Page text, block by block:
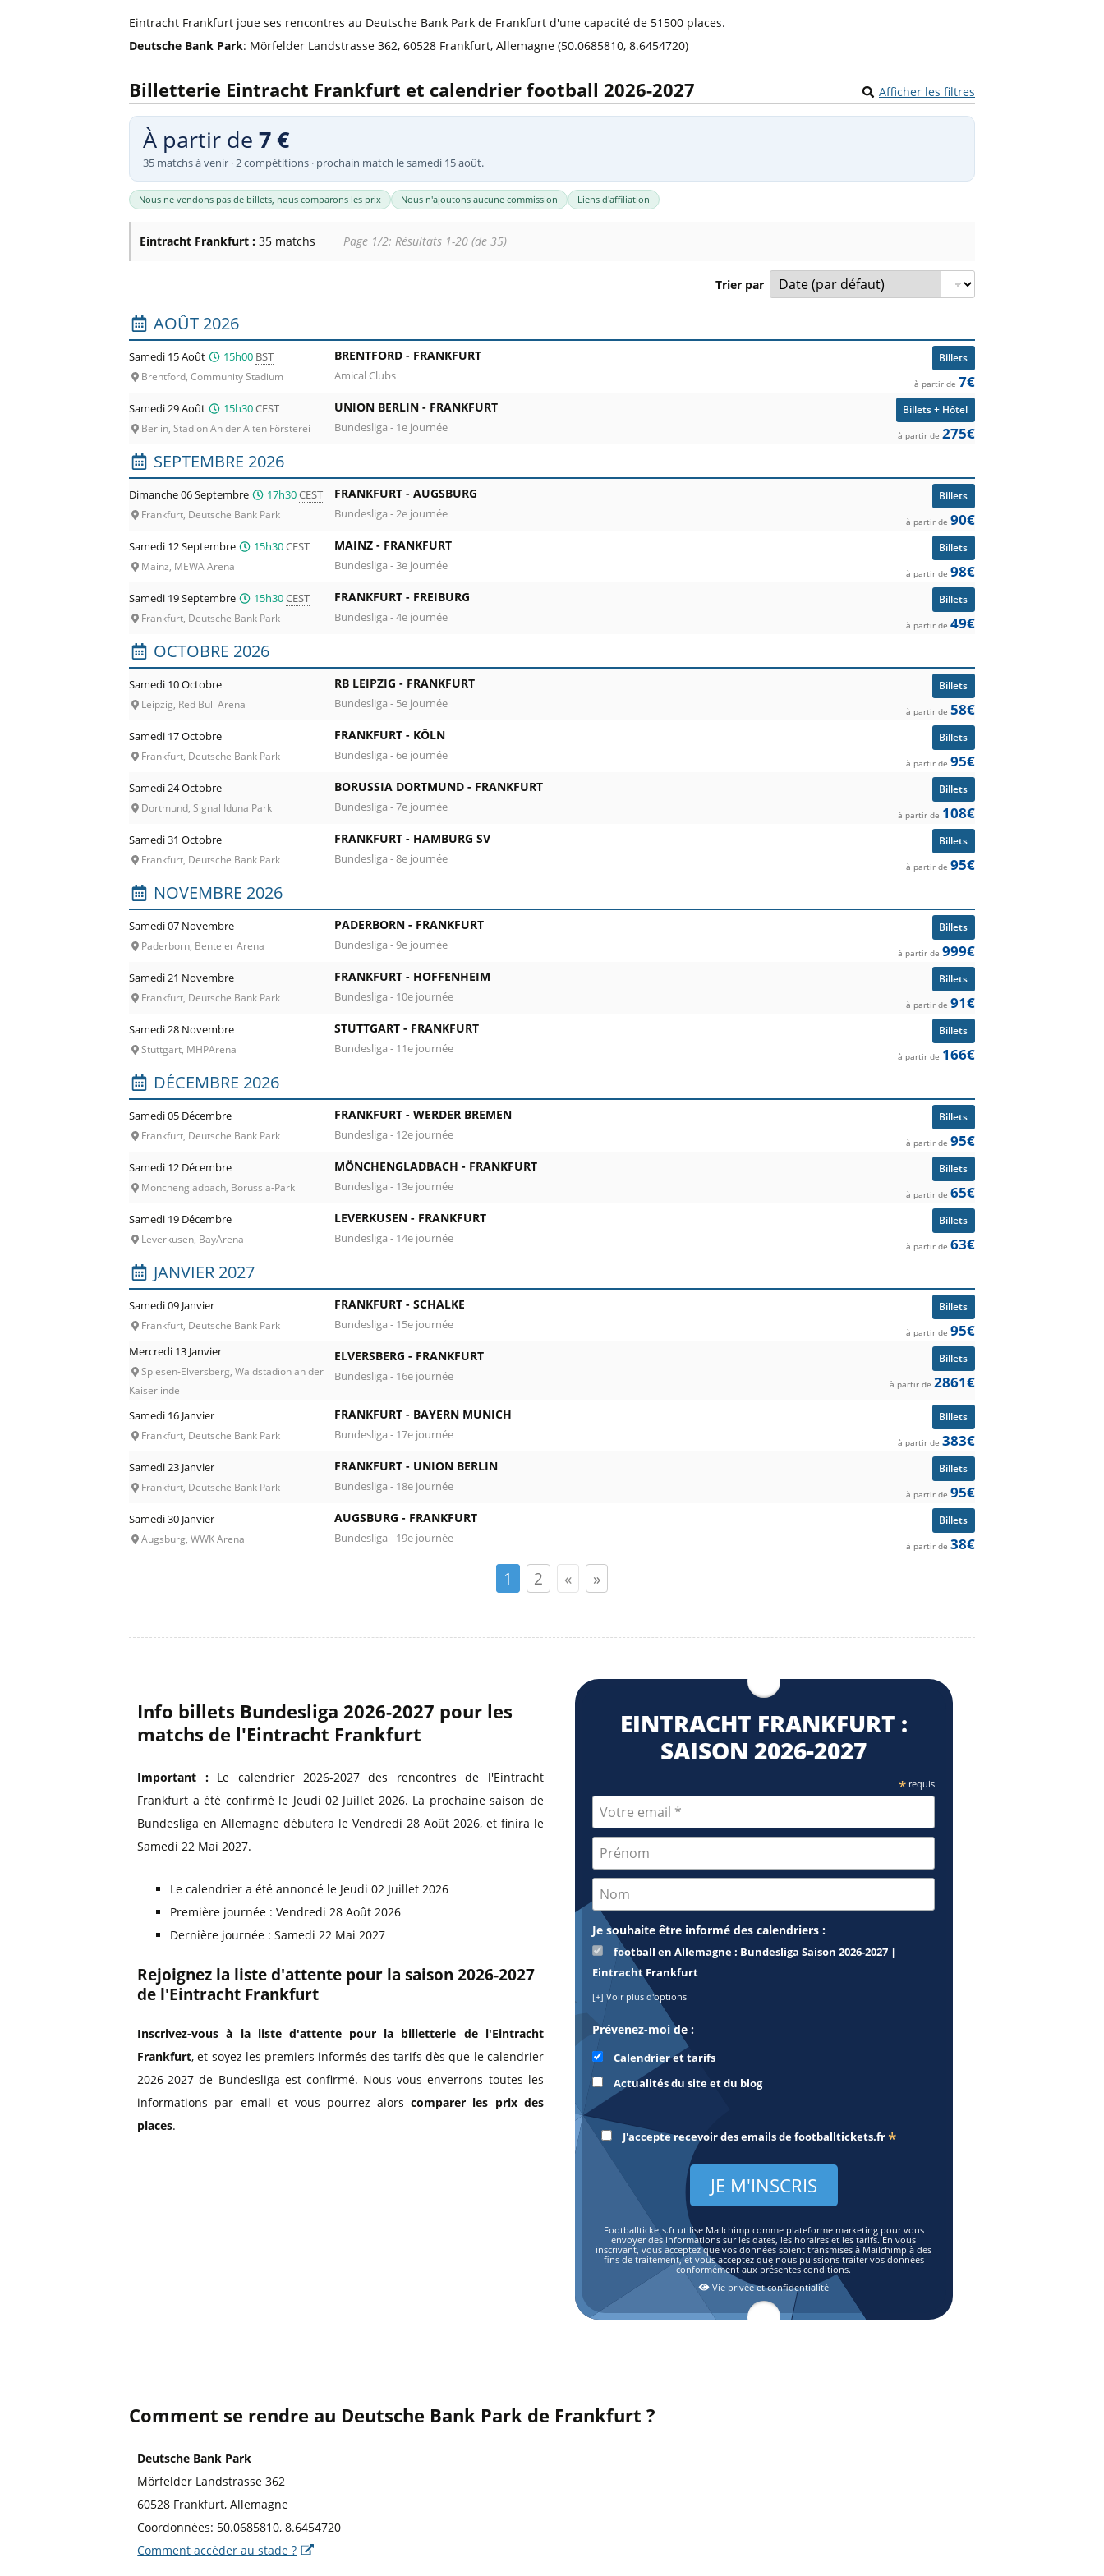
Billets Eredivisie Pays-Bas
Billets Pro League Belgique
Billets Saudi Pro League
Billets Euro 2028
Billets Copa América
Munich
Eintracht Frankfurt joue ses rencontres au Deutsche Bank Park de Frankfurt d'une capacité de 51500 places.
Deutsche Bank Park: Mörfelder Landstrasse 362, 60528 Frankfurt, Allemagne (50.0685810, 8.6454720)
Billetterie Eintracht Frankfurt et calendrier football 2026-2027 Afficher les filtres
À partir de 7 €
35 matchs à venir · 2 compétitions · prochain match le samedi 15 août.
Nous ne vendons pas de billets, nous comparons les prix Nous n'ajoutons aucune commission Liens d'affiliation
Eintracht Frankfurt : 35 matchs Page 1/2: Résultats 1-20 (de 35)
Trier par
Liste des prochains matchs : Eintracht Frankfurt. Colonne 1 : date, horaire et stade. Colonne 2 : rencontre, compétition et prix à partir de.
AOÛT 2026
Samedi 15 Août 15h00 BST
Brentford, Community Stadium
Billets
BRENTFORD - FRANKFURT
Amical Clubs
à partir de 7€
Samedi 29 Août 15h30CEST
Berlin, Stadion An der Alten Försterei
Billets + Hôtel
UNION BERLIN - FRANKFURT
Bundesliga - 1e journée
à partir de 275€
SEPTEMBRE 2026
Dimanche 06 Septembre 17h30CEST
Frankfurt, Deutsche Bank Park
Billets
FRANKFURT - AUGSBURG
Bundesliga - 2e journée
à partir de 90€
Samedi 12 Septembre 15h30CEST
Mainz, MEWA Arena
Billets
MAINZ - FRANKFURT
Bundesliga - 3e journée
à partir de 98€
Samedi 19 Septembre 15h30CEST
Frankfurt, Deutsche Bank Park
Billets
FRANKFURT - FREIBURG
Bundesliga - 4e journée
à partir de 49€
OCTOBRE 2026
Samedi 10 Octobre
Leipzig, Red Bull Arena
Billets
RB LEIPZIG - FRANKFURT
Bundesliga - 5e journée
à partir de 58€
Samedi 17 Octobre
Frankfurt, Deutsche Bank Park
Billets
FRANKFURT - KÖLN
Bundesliga - 6e journée
à partir de 95€
Samedi 24 Octobre
Dortmund, Signal Iduna Park
Billets
BORUSSIA DORTMUND - FRANKFURT
Bundesliga - 7e journée
à partir de 108€
Samedi 31 Octobre
Frankfurt, Deutsche Bank Park
Billets
FRANKFURT - HAMBURG SV
Bundesliga - 8e journée
à partir de 95€
NOVEMBRE 2026
Samedi 07 Novembre
Paderborn, Benteler Arena
Billets
PADERBORN - FRANKFURT
Bundesliga - 9e journée
à partir de 999€
Samedi 21 Novembre
Frankfurt, Deutsche Bank Park
Billets
FRANKFURT - HOFFENHEIM
Bundesliga - 10e journée
à partir de 91€
Samedi 28 Novembre
Stuttgart, MHPArena
Billets
STUTTGART - FRANKFURT
Bundesliga - 11e journée
à partir de 166€
DÉCEMBRE 2026
Samedi 05 Décembre
Frankfurt, Deutsche Bank Park
Billets
FRANKFURT - WERDER BREMEN
Bundesliga - 12e journée
à partir de 95€
Samedi 12 Décembre
Mönchengladbach, Borussia-Park
Billets
MÖNCHENGLADBACH - FRANKFURT
Bundesliga - 13e journée
à partir de 65€
Samedi 19 Décembre
Leverkusen, BayArena
Billets
LEVERKUSEN - FRANKFURT
Bundesliga - 14e journée
à partir de 63€
JANVIER 2027
Samedi 09 Janvier
Frankfurt, Deutsche Bank Park
Billets
FRANKFURT - SCHALKE
Bundesliga - 15e journée
à partir de 95€
Mercredi 13 Janvier
Spiesen-Elversberg, Waldstadion an der
Kaiserlinde
Billets
ELVERSBERG - FRANKFURT
Bundesliga - 16e journée
à partir de 2861€
Samedi 16 Janvier
Frankfurt, Deutsche Bank Park
Billets
FRANKFURT - BAYERN MUNICH
Bundesliga - 17e journée
à partir de 383€
Samedi 23 Janvier
Frankfurt, Deutsche Bank Park
Billets
FRANKFURT - UNION BERLIN
Bundesliga - 18e journée
à partir de 95€
Samedi 30 Janvier
Augsburg, WWK Arena
Billets
AUGSBURG - FRANKFURT
Bundesliga - 19e journée
à partir de 38€
1 2 « »
Info billets Bundesliga 2026-2027 pour les
matchs de l'Eintracht Frankfurt
Important :Le calendrier 2026-2027 des rencontres de l'Eintracht
Frankfurt a été confirmé le Jeudi 02 Juillet 2026. La prochaine saison de
Bundesliga en Allemagne débutera le Vendredi 28 Août 2026, et finira le
Samedi 22 Mai 2027.
Le calendrier a été annoncé le Jeudi 02 Juillet 2026
Première journée : Vendredi 28 Août 2026
Dernière journée : Samedi 22 Mai 2027
Rejoignez la liste d'attente pour la saison 2026-2027
de l'Eintracht Frankfurt
Inscrivez-vous à la liste d'attente pour la billetterie de l'Eintracht
Frankfurt, et soyez les premiers informés des tarifs dès que le calendrier
2026-2027 de Bundesliga est confirmé. Nous vous enverrons toutes les
informations par email et vous pourrez alorscomparer les prix des
places.
EINTRACHT FRANKFURT :
SAISON 2026⁠-2027
* requis
Je souhaite être informé des calendriers :
football en Allemagne : Bundesliga Saison 2026-2027 |
Eintracht Frankfurt
[+] Voir plus d'options
Prévenez-moi de :
Calendrier et tarifs
Actualités du site et du blog
J'accepte recevoir des emails defootballtickets.fr *
Footballtickets.fr utilise Mailchimp comme plateforme marketing pour vous
envoyer des informations sur les dates, les horaires et les tarifs. En vous
inscrivant, vous acceptez que vos données soient transmises à Mailchimp à des
fins de traitement, et vous acceptez que nous puissions traiter vos données
conformément aux présentes conditions.
Vie privée et confidentialité
Comment se rendre au Deutsche Bank Park de Frankfurt ?
Deutsche Bank Park
Mörfelder Landstrasse 362
60528 Frankfurt, Allemagne
Coordonnées: 50.0685810, 8.6454720
Comment accéder au stade ?